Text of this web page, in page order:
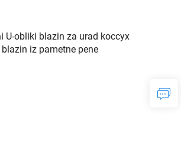
U-obliki blazin za urad koccyx
blazin iz pametne pene